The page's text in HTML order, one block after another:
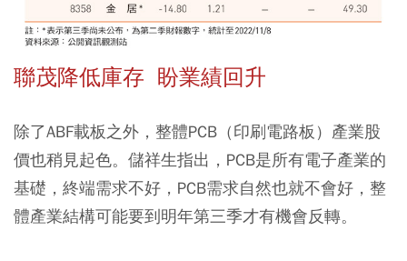
聯茂降低庫存 盼業績回升
除了ABF載板之外，整體PCB（印刷電路板）產業股
價也稍見起色。儲祥生指出，PCB是所有電子產業的
基礎，終端需求不好，PCB需求自然也就不會好，整
體產業結構可能要到明年第三季才有機會反轉。